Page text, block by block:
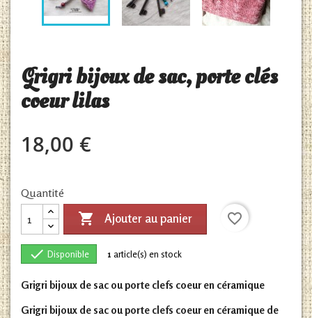
Grigri bijoux de sac, porte clés
coeur lilas
18,00 €
Quantité
 Ajouter au panier favorite_border
 Disponible 1 article(s) en stock
Grigri bijoux de sac ou porte clefs coeur en céramique
Grigri bijoux de sac ou porte clefs coeur en céramique de